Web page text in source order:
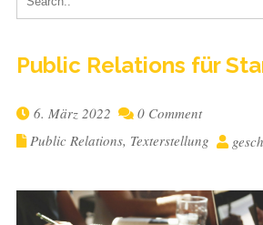
Public Rela­ti­ons für
6. März 2022
0 Comment
Public Relations, Texterstellung